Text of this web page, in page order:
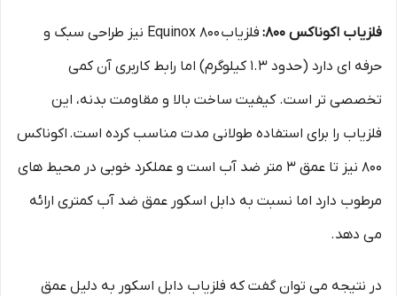
فلزیاب اکوناکس 800:
فلزیاب Equinox 800 نیز طراحی سبک و
حرفه‌ ای دارد (حدود 1.3 کیلوگرم) اما رابط کاربری آن کمی
تخصصی‌ تر است. کیفیت ساخت بالا و مقاومت بدنه، این
فلزیاب را برای استفاده طولانی‌ مدت مناسب کرده است. اکوناکس
800 نیز تا عمق 3 متر ضد آب است و عملکرد خوبی در محیط‌ های
مرطوب دارد اما نسبت به دابل اسکور عمق ضد آب کمتری ارائه
می‌ دهد.
در نتیجه می توان گفت که فلزیاب دابل اسکور به دلیل عمق